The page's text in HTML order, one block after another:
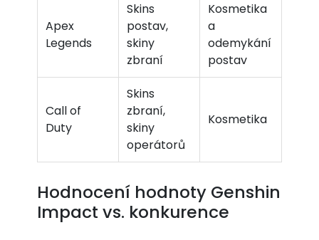
Apex
Legends
Skins
postav,
skiny
zbraní
Kosmetika
a
odemykání
postav
Call of
Duty
Skins
zbraní,
skiny
operátorů
Kosmetika
Hodnocení hodnoty Genshin
Impact vs. konkurence